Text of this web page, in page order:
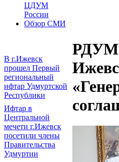
ЦДУМ
России
Обзор СМИ
В г.Ижевск
прошел Первый
региональный
ифтар Удмуртской
Республики
Ифтар в
Центральной
мечети г.Ижевск
посетили члены
Правительства
Удмуртии
РДУМ